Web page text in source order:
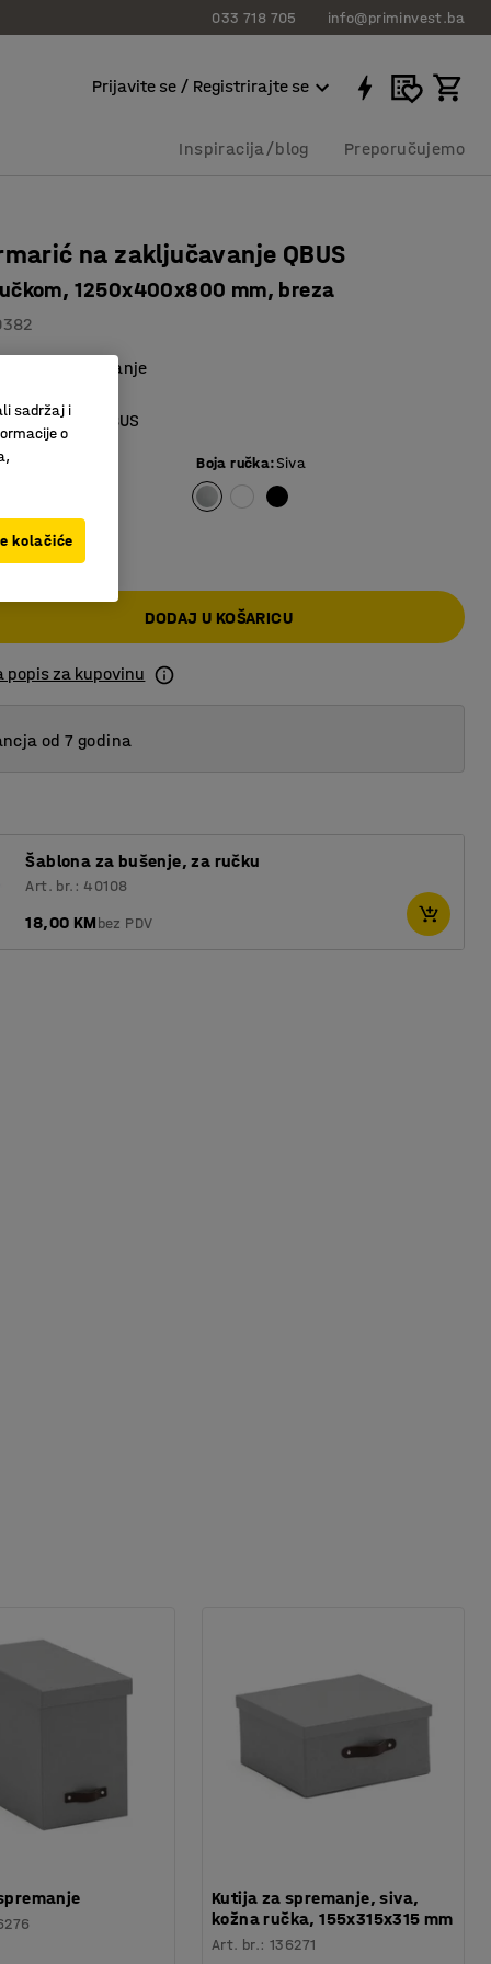
033 718 705 info@priminvest.ba
Prijavite se / Registrirajte se
Inspiracija/blog Preporučujemo
na zaključavanje QBUS
1250x400x800 mm, breza
sigurno spremanje
QBUS
Boja ručka:Siva
KM
DODAJ U KOŠARICU
popis za kupovinu
od 7 godina
Šablona za bušenje, za ručku
Art. br.: 40108
18,00 KMbez PDV
Kutija za spremanje, siva,
kožna ručka, 155x315x315 mm
Art. br.:136271
sadržaj i
o
kolačiće